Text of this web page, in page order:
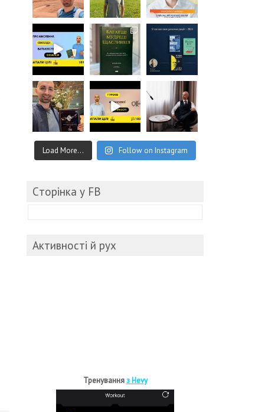
Load More... Follow on Instagram
Cторінка у FB
Активності й рух
Тренуванняз Hevy